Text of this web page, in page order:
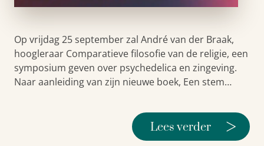
Op vrijdag 25 september zal André van der Braak,
hoogleraar Comparatieve filosofie van de religie, een
symposium geven over psychedelica en zingeving.
Naar aanleiding van zijn nieuwe boek, Een stem…
Lees verder >